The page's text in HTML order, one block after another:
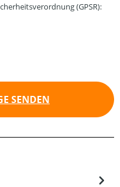
(GPSR):
SENDEN